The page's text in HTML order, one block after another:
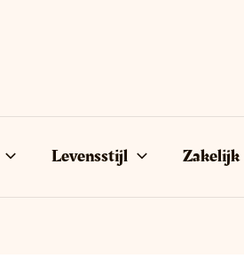
Levensstijl Zakelijk